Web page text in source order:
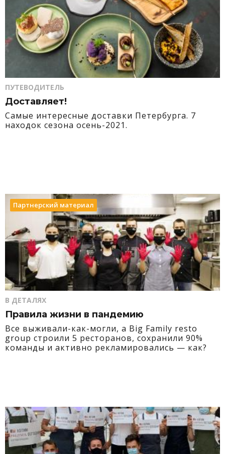
ПУТЕВОДИТЕЛЬ
Доставляет!
Самые интересные доставки Петербурга. 7
находок сезона осень-2021.
Партнерский материал
В ДЕТАЛЯХ
Правила жизни в пандемию
Все выживали-как-могли, а Big Family resto
group строили 5 ресторанов, сохранили 90%
команды и активно рекламировались — как?